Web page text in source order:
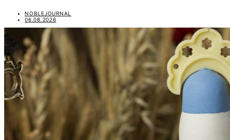
NOBLEJOURNAL
06.08.2026